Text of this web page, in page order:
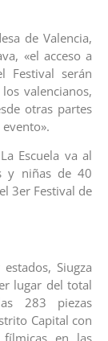
de Valencia,
«el acceso a
Festival serán
valencianos,
otras partes
Escuela va al
y niñas de 40
3er Festival de
Siugza
lugar del total
283 piezas
Capital con